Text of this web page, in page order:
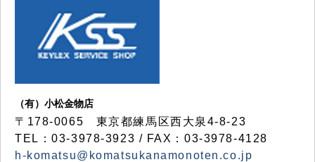
（有）小松金物店
〒178-0065 東京都練馬区西大泉4-8-23
TEL：03-3978-3923 / FAX：03-3978-4128
h-komatsu@komatsukanamonoten.co.jp